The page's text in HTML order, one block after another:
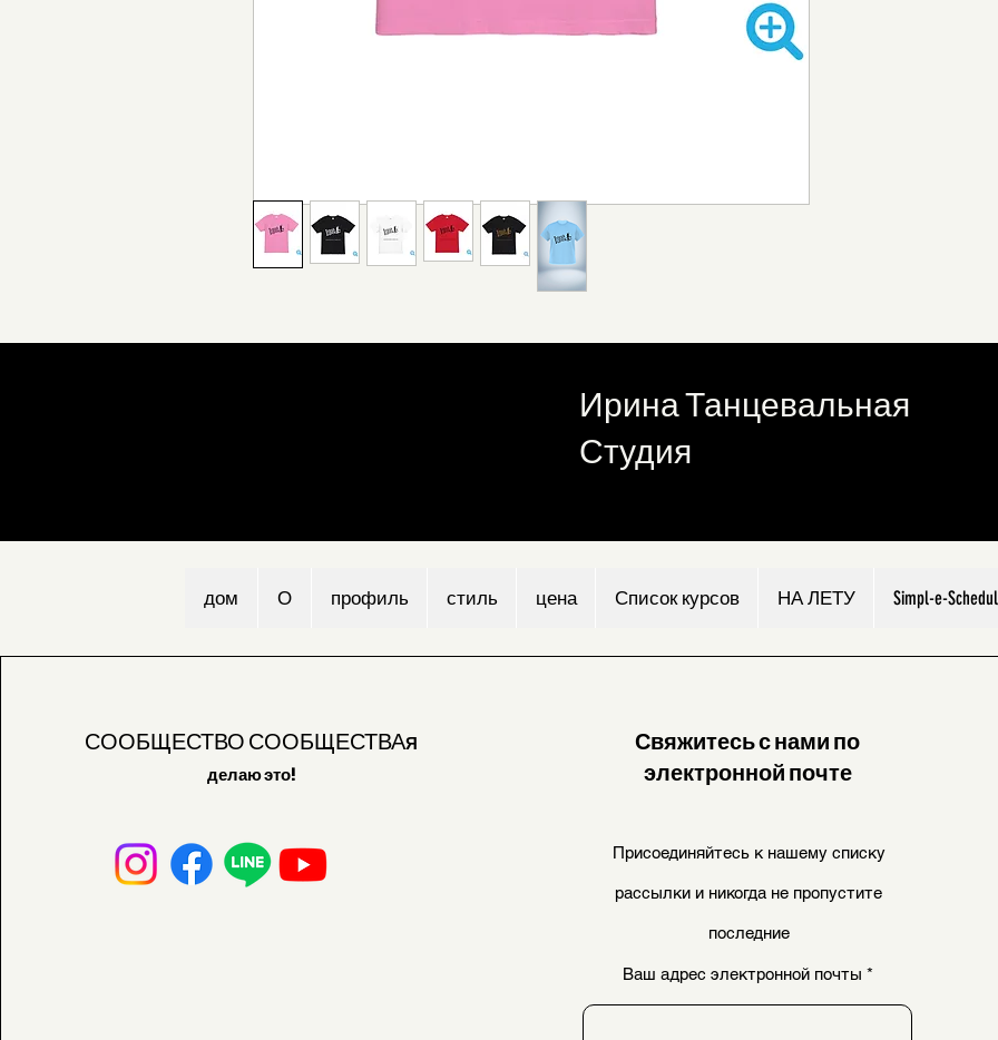
Ирина Танцевальная
Студия
дом О профиль стиль цена Список курсов НА ЛЕТУ Simpl-e-
СООБЩЕСТВО СООБЩЕСТВАЯ
делаю это!
Свяжитесь с нами по
электронной почте
Присоединяйтесь к нашему списку
рассылки и никогда не пропустите
последние
Ваш адрес электронной почты